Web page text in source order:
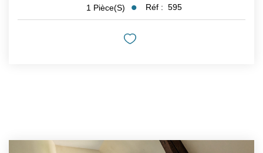
1 Pièce(s) Réf : 595